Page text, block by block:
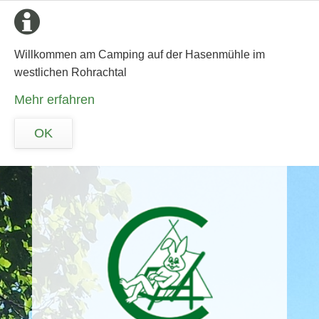
Willkommen am Camping auf der Hasenmühle im
westlichen Rohrachtal
Mehr erfahren
OK